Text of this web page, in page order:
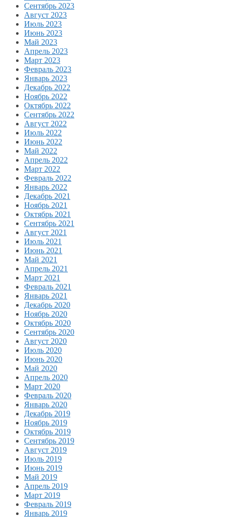
Сентябрь 2023
Август 2023
Июль 2023
Июнь 2023
Май 2023
Апрель 2023
Март 2023
Февраль 2023
Январь 2023
Декабрь 2022
Ноябрь 2022
Октябрь 2022
Сентябрь 2022
Август 2022
Июль 2022
Июнь 2022
Май 2022
Апрель 2022
Март 2022
Февраль 2022
Январь 2022
Декабрь 2021
Ноябрь 2021
Октябрь 2021
Сентябрь 2021
Август 2021
Июль 2021
Июнь 2021
Май 2021
Апрель 2021
Март 2021
Февраль 2021
Январь 2021
Декабрь 2020
Ноябрь 2020
Октябрь 2020
Сентябрь 2020
Август 2020
Июль 2020
Июнь 2020
Май 2020
Апрель 2020
Март 2020
Февраль 2020
Январь 2020
Декабрь 2019
Ноябрь 2019
Октябрь 2019
Сентябрь 2019
Август 2019
Июль 2019
Июнь 2019
Май 2019
Апрель 2019
Март 2019
Февраль 2019
Январь 2019